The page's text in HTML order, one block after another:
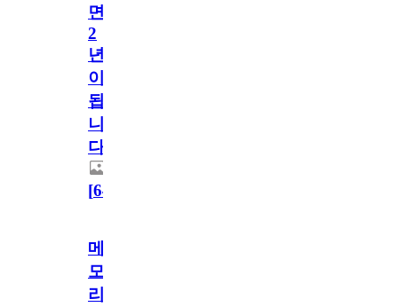
면
2
년
이
됩
니
다.
[64
메
모
리